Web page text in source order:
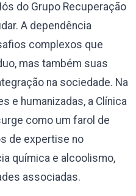
do Grupo Recuperação
A dependência
complexos que
mas também suas
na sociedade. Na
e humanizadas, a Clínica
como um farol de
de expertise no
química e alcoolismo,
associadas.